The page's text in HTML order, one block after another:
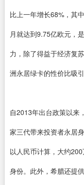
比上一年增长68%，其
月就达到9.75亿欧元，
力，除了得益于经济复
洲永居绿卡的性价比吸
自2013年出台政策以来
家三代带来投资者永居
以人民币计算，大约
身份。此外，希腊还提